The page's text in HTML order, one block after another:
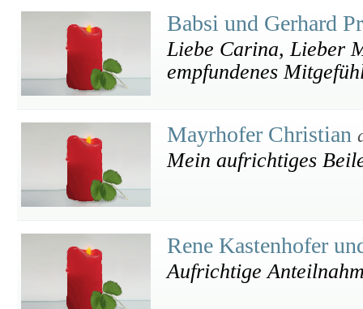
Babsi und Gerhard
Liebe Carina, Lieber
empfundenes
Mayrhofer Christian
Mein aufrichtiges
Rene Kastenhofer
Aufrichtige